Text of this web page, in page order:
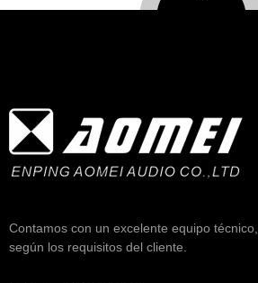
Contamos con un excelente equipo
según los requisitos del cliente.